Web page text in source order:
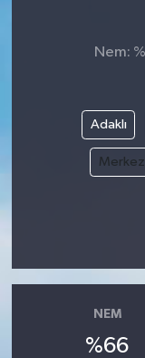
Nem:
Adaklı
Merkez
NEM
%66
Bilim,